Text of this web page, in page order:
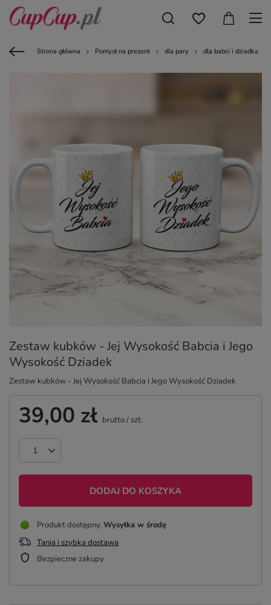
Strona główna Pomysł na prezent dla pary dla babci i dziadka
Zestaw kubków - Jej Wysokość Babcia i Jego
Wysokość Dziadek
Zestaw kubków - Jej Wysokość Babcia i Jego Wysokość Dziadek
39,00 zł brutto/ szt.
DODAJ DO KOSZYKA
Produkt dostępny Wysyłka w środę
Tania i szybka dostawa
Bezpieczne zakupy